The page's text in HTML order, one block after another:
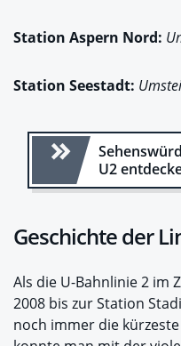
Station Aspern Nord:
Station Seestadt:
U2
Geschichte der
Als die U-Bahnlinie 2 im
2008 bis zur Station
noch immer die